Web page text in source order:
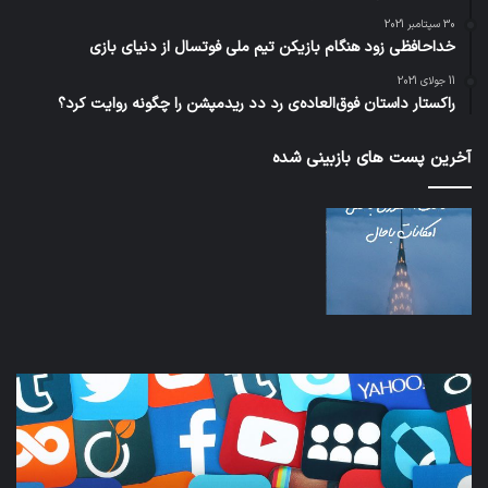
30 سپتامبر 2021
خداحافظی زود هنگام بازیکن تیم ملی فوتسال از دنیای بازی
11 جولای 2021
راکستار داستان فوق‌العاده‌ی رد دد ریدمپشن را چگونه روایت کرد؟
آخرین پست های بازبینی شده
نخستین
وسیله
کاملا
خودران
نقلیه
و